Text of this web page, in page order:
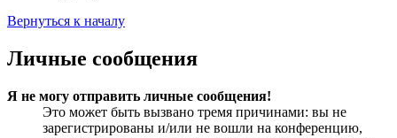
Вернуться к началу
Личные сообщения
Я не могу отправить личные сообщения!
Это может быть вызвано тремя причинами: вы не
зарегистрированы и/или не вошли на конференцию,